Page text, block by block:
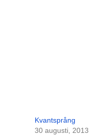
Kvantsprång
30 augusti, 2013